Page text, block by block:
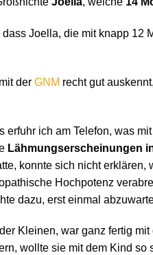
Joella, die mit knapp 12
der GNM recht gut
erfuhr ich am Telefon, was
Lähmungserscheinungen
konnte sich nicht
Hochpotenz
dazu, erst einmal
Kleinen, war ganz fertig
wollte sie mit dem Kind